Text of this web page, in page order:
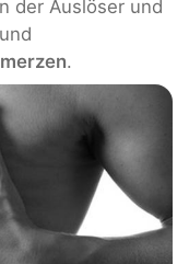
der Auslöser und
.